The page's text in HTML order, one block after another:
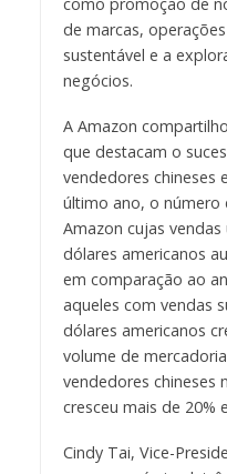
de marcas,
sustentável e a
negócios.
A Amazon
que destacam o
vendedores chineses
último ano, o número
Amazon cujas
dólares americanos
em comparação ao
aqueles com vendas
dólares americanos
volume de
vendedores chineses
cresceu mais de 20%
Cindy Tai, Vice-